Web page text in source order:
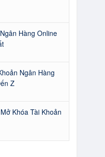
Hàng Online
Ngân Hàng
Z
Khóa Tài Khoản